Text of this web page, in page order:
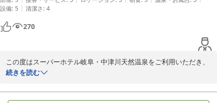
ますので教えていただけますか？
また利用させていただきますのでよろしくお願いいたします。
ご説明の改善にも努めてまいります。
一方で、無料健康朝食につきましては、お好みによりお召し上がり
いただける種類に限りを感じられたとのこと、貴重なご意見として
真摯に受け止めております。すべてのお客様にご満足いただけるよ
う、メニュー構成やご案内の工夫について今後の参考とさせていた
だきます。
また、客室のゴミ分別につきましても、日頃より清掃スタッフの負
を除いたらネジが1つ入ってたりしました。
正面の駐車場がいっぱいになっており、第二駐車場の出入りと止め位置
が少しわかりにくいです。
それ以外のサービスや朝食、大浴場、ロハスを重視した環境や設備、室
内内装などとても整っており、特にサービスに関しては丁寧に応対して
いただきました。ビジネスホテルとしての利用の他、車で移動されるの
設備: 5 | 清潔さ: 4
270
この度はスーパーホテル岐阜・中津川天然温泉をご利用いただき、
誠にありがとうございます。
また、「大満足でした」とのお言葉を頂戴し、スタッフ一同大変嬉
続きを読む